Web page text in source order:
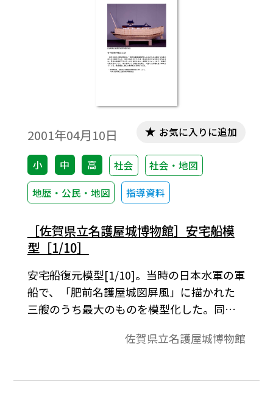
2001年04月10日
小 中 高 社会
社会・地図
地歴・公民・地図
指導資料
お気に入りに追加
［佐賀県立名護屋城博物館］安宅船模
型［1/10］
安宅船復元模型[1/10]。当時の日本水軍の軍
船で、「肥前名護屋城図屏風」に描かれた
三艘のうち最大のものを模型化した。同図
流れを汲み、秀吉の御座船「日本丸」の可
的な総矢倉のうえに、城の櫓のような構造
佐賀県立名護屋城博物館